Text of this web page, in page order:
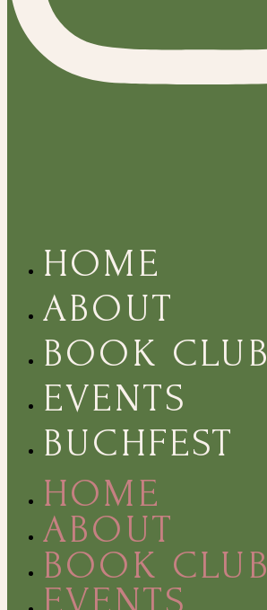
HOME
ABOUT
BOOK CLUB
EVENTS
BUCHFEST
HOME
ABOUT
BOOK CLUB